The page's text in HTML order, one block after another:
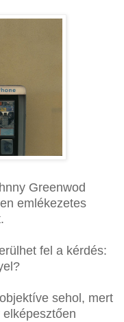
Greenwod
emlékezetes
fel a kérdés:
sehol, mert